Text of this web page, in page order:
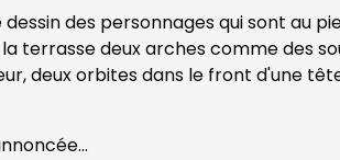
des personnages qui sont au
terrasse deux arches comme des
deux orbites dans le front d'une